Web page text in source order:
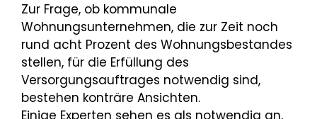
Zur Frage, ob kommunale
Wohnungsunternehmen, die zur Zeit noch
rund acht Prozent des Wohnungsbestandes
stellen, für die Erfüllung des
Versorgungsauftrages notwendig sind,
bestehen konträre Ansichten.